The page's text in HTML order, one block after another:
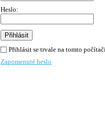
Heslo:
Přihlásit se trvale na tomto
Zapomenuté heslo